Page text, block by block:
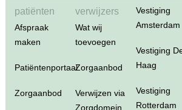
patiënten
Afspraak
maken
Patiëntenportaal
Zorgaanbod
verwijzers
Wat wij
toevoegen
Zorgaanbod
Verwijzen via
Zorgdomein
Vestiging
Amsterdam
Vestiging
Haag
Vestiging
Rotterdam